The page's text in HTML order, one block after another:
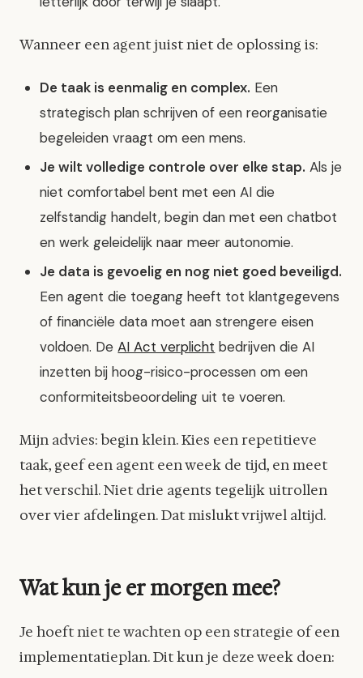
Wanneer een agent juist niet de oplossing is:
De taak is eenmalig en complex. Een
strategisch plan schrijven of een reorganisatie
begeleiden vraagt om een mens.
Je wilt volledige controle over elke stap. Als je
niet comfortabel bent met een AI die
zelfstandig handelt, begin dan met een chatbot
en werk geleidelijk naar meer autonomie.
Je data is gevoelig en nog niet goed beveiligd.
Een agent die toegang heeft tot klantgegevens
of financiële data moet aan strengere eisen
voldoen. DeAI Act verplicht bedrijven die AI
inzetten bij hoog-risico-processen om een
conformiteitsbeoordeling uit te voeren.
Mijn advies: begin klein. Kies een repetitieve
taak, geef een agent een week de tijd, en meet
het verschil. Niet drie agents tegelijk uitrollen
over vier afdelingen. Dat mislukt vrijwel altijd.
Wat kun je er morgen mee?
Je hoeft niet te wachten op een strategie of een
implementatieplan. Dit kun je deze week doen: